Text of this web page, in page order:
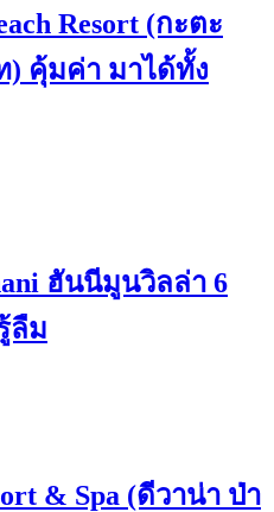
Resort (กะตะ
) คุ้มค่า มาได้ทั้ง
ฮันนีมูนวิลล่า 6
ลืม
& Spa (ดีวาน่า ป่า